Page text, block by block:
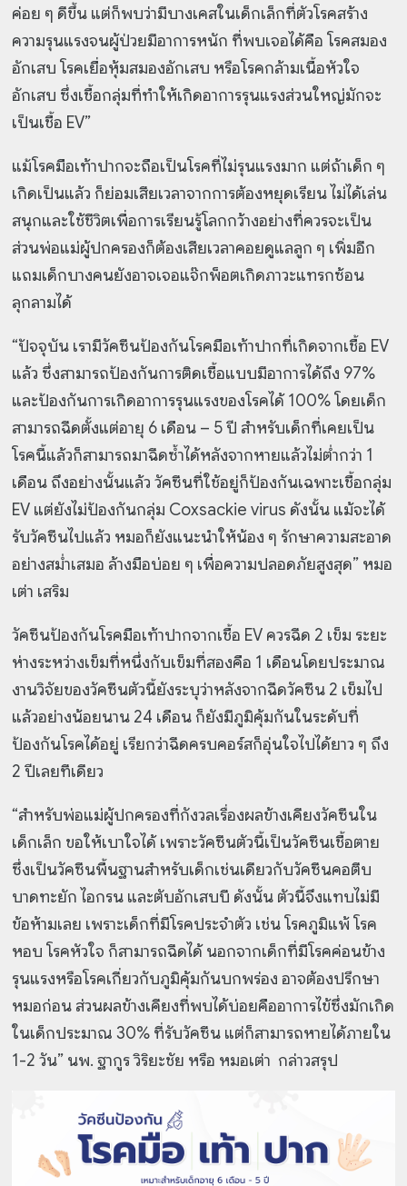
ค่อย ๆ ดีขึ้น แต่ก็พบว่ามีบางเคสในเด็กเล็กที่ตัวโรคสร้าง
ความรุนแรงจนผู้ป่วยมีอาการหนัก ที่พบเจอได้คือ โรคสมอง
อักเสบ โรคเยื่อหุ้มสมองอักเสบ หรือโรคกล้ามเนื้อหัวใจ
อักเสบ ซึ่งเชื้อกลุ่มที่ทำให้เกิดอาการรุนแรงส่วนใหญ่มักจะ
เป็นเชื้อ EV”
แม้โรคมือเท้าปากจะถือเป็นโรคที่ไม่รุนแรงมาก แต่ถ้าเด็ก ๆ
เกิดเป็นแล้ว ก็ย่อมเสียเวลาจากการต้องหยุดเรียน ไม่ได้เล่น
สนุกและใช้ชีวิตเพื่อการเรียนรู้โลกกว้างอย่างที่ควรจะเป็น
ส่วนพ่อแม่ผู้ปกครองก็ต้องเสียเวลาคอยดูแลลูก ๆ เพิ่มอีก
แถมเด็กบางคนยังอาจเจอแจ๊กพ็อตเกิดภาวะแทรกซ้อน
ลุกลามได้
“ปัจจุบัน เรามีวัคซีนป้องกันโรคมือเท้าปากที่เกิดจากเชื้อ EV
แล้ว ซึ่งสามารถป้องกันการติดเชื้อแบบมีอาการได้ถึง 97%
และป้องกันการเกิดอาการรุนแรงของโรคได้ 100% โดยเด็ก
สามารถฉีดตั้งแต่อายุ 6 เดือน – 5 ปี สำหรับเด็กที่เคยเป็น
โรคนี้แล้วก็สามารถมาฉีดซ้ำได้หลังจากหายแล้วไม่ต่ำกว่า 1
เดือน ถึงอย่างนั้นแล้ว วัคซีนที่ใช้อยู่ก็ป้องกันเฉพาะเชื้อกลุ่ม
EV แต่ยังไม่ป้องกันกลุ่ม Coxsackie virus ดังนั้น แม้จะได้
รับวัคซีนไปแล้ว หมอก็ยังแนะนำให้น้อง ๆ รักษาความสะอาด
อย่างสม่ำเสมอ ล้างมือบ่อย ๆ เพื่อความปลอดภัยสูงสุด” หมอ
เต่า เสริม
วัคซีนป้องกันโรคมือเท้าปากจากเชื้อ EV ควรฉีด 2 เข็ม ระยะ
ห่างระหว่างเข็มที่หนึ่งกับเข็มที่สองคือ 1 เดือนโดยประมาณ
งานวิจัยของวัคซีนตัวนี้ยังระบุว่าหลังจากฉีดวัคซีน 2 เข็มไป
แล้วอย่างน้อยนาน 24 เดือน ก็ยังมีภูมิคุ้มกันในระดับที่
ป้องกันโรคได้อยู่ เรียกว่าฉีดครบคอร์สก็อุ่นใจไปได้ยาว ๆ ถึง
2 ปีเลยทีเดียว
“สำหรับพ่อแม่ผู้ปกครองที่กังวลเรื่องผลข้างเคียงวัคซีนใน
เด็กเล็ก ขอให้เบาใจได้ เพราะวัคซีนตัวนี้เป็นวัคซีนเชื้อตาย
ซึ่งเป็นวัคซีนพื้นฐานสำหรับเด็กเช่นเดียวกับวัคซีนคอตีบ
บาดทะยัก ไอกรน และตับอักเสบบี ดังนั้น ตัวนี้จึงแทบไม่มี
ข้อห้ามเลย เพราะเด็กที่มีโรคประจำตัว เช่น โรคภูมิแพ้ โรค
หอบ โรคหัวใจ ก็สามารถฉีดได้ นอกจากเด็กที่มีโรคค่อนข้าง
รุนแรงหรือโรคเกี่ยวกับภูมิคุ้มกันบกพร่อง อาจต้องปรึกษา
หมอก่อน ส่วนผลข้างเคียงที่พบได้บ่อยคืออาการไข้ซึ่งมักเกิด
ในเด็กประมาณ 30% ที่รับวัคซีน แต่ก็สามารถหายได้ภายใน
1-2 วัน” นพ. ฐากูร วิริยะชัย หรือ หมอเต่า กล่าวสรุป